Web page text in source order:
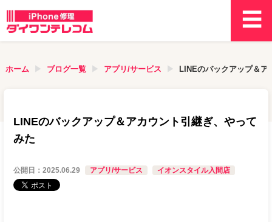
ホーム ブログ一覧 アプリ/サービス LINEのバックアップ＆
LINEのバックアップ＆アカウント引継ぎ、やって
みた
公開日：2025.06.29 アプリ/サービス イオンスタイル入間店